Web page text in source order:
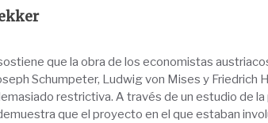
que la obra de los economistas
Schumpeter, Ludwig von Mises y Friedrich
restrictiva. A través de un estudio de la
que el proyecto en el que estaban